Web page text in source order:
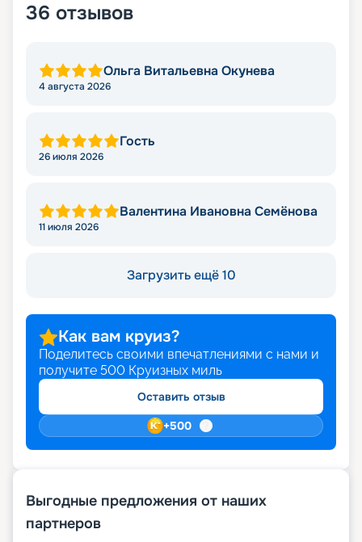
36 отзывов
Ольга Витальевна Окунева
4 августа 2026
Гость
26 июля 2026
Валентина Ивановна Семёнова
11 июля 2026
Загрузить ещё 10
Как вам круиз?
Поделитесь своими впечатлениями с нами и
получите 500 Круизных миль
Оставить отзыв
+500
Выгодные предложения от наших
партнеров